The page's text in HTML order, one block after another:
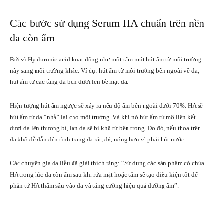
Các bước sử dụng Serum HA chuẩn trên nền
da còn ẩm
Bởi vì Hyaluronic acid hoạt động như một tấm mút hút ẩm từ môi trường
này sang môi trường khác. Ví dụ: hút ẩm từ môi trường bên ngoài về da,
hút ẩm từ các tầng da bên dưới lên bề mặt da.
Hiện tượng hút ẩm ngược sẽ xảy ra nếu độ ẩm bên ngoài dưới 70%. HA sẽ
hút ẩm từ da “nhả” lại cho môi trường. Và khi nó hút ẩm từ mô liên kết
dưới da lên thượng bì, làn da sẽ bị khô từ bên trong. Do đó, nếu thoa trên
da khô dễ dẫn đến tình trạng da rát, đỏ, nóng hơn vì phải hút nước.
Các chuyên gia da liễu đã giải thích rằng: “Sử dụng các sản phẩm có chứa
HA trong lúc da còn ẩm sau khi rửa mặt hoặc tắm sẽ tạo điều kiện tốt để
phân tử HA thấm sâu vào da và tăng cường hiệu quả dưỡng ẩm”.